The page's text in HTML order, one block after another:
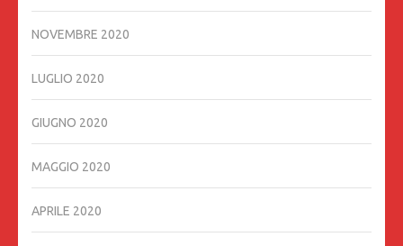
NOVEMBRE 2020
LUGLIO 2020
GIUGNO 2020
MAGGIO 2020
APRILE 2020